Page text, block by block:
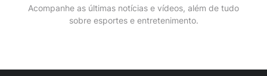
Acompanhe as últimas notícias e vídeos, além de tudo
sobre esportes e entretenimento.